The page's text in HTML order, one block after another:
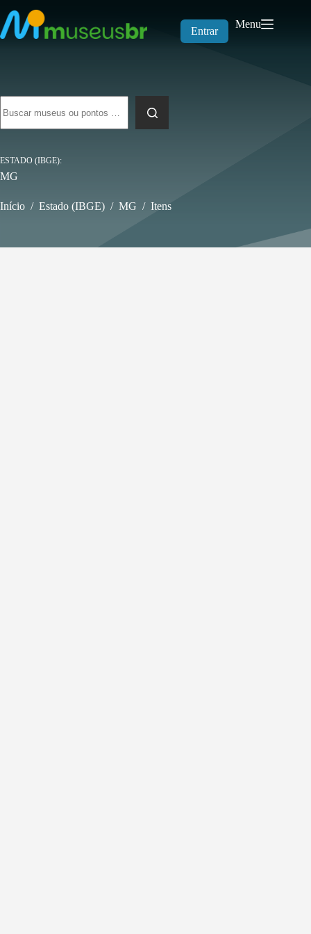
para
o
conteúdo
Entrar
Menu
resultados
ESTADO (IBGE)
MG
Início / Estado (IBGE) / MG / Itens